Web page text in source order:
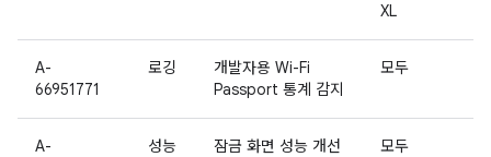
XL
A-
66951771
로깅
개발자용 Wi-Fi
Passport 통계 감지
모두
A-
성능 잠금 화면 성능 개선 모두